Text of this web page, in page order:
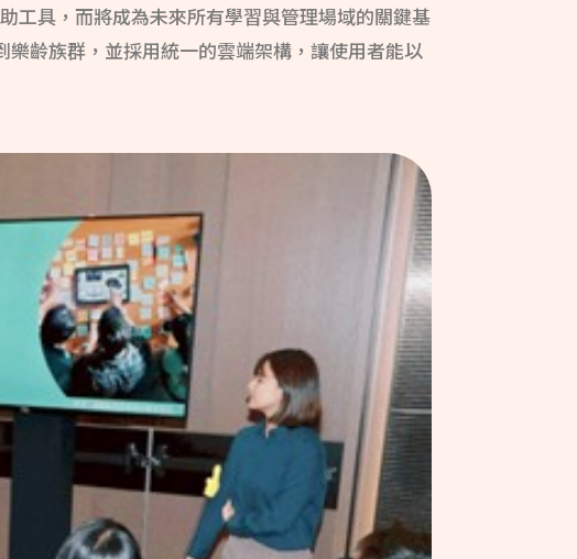
工具，而將成為未來所有學習與管理場域的關鍵基
齡族群，並採用統一的雲端架構，讓使用者能以